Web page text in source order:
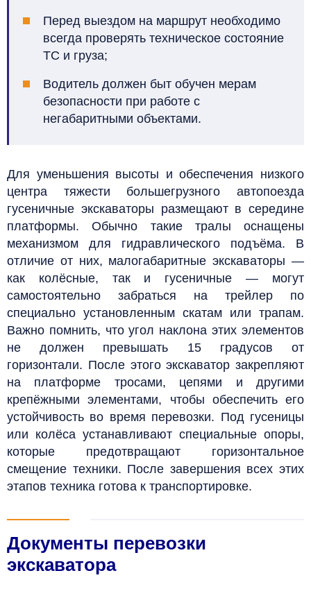
Перед выездом на маршрут необходимо
всегда проверять техническое состояние
ТС и груза;
Водитель должен быт обучен мерам
безопасности при работе с
негабаритными объектами.
Для уменьшения высоты и обеспечения низкого
центра тяжести большегрузного автопоезда
гусеничные экскаваторы размещают в середине
платформы. Обычно такие тралы оснащены
механизмом для гидравлического подъёма. В
отличие от них, малогабаритные экскаваторы —
как колёсные, так и гусеничные — могут
самостоятельно забраться на трейлер по
специально установленным скатам или трапам.
Важно помнить, что угол наклона этих элементов
не должен превышать 15 градусов от
горизонтали. После этого экскаватор закрепляют
на платформе тросами, цепями и другими
крепёжными элементами, чтобы обеспечить его
устойчивость во время перевозки. Под гусеницы
или колёса устанавливают специальные опоры,
которые предотвращают горизонтальное
смещение техники. После завершения всех этих
этапов техника готова к транспортировке.
Документы перевозки
экскаватора